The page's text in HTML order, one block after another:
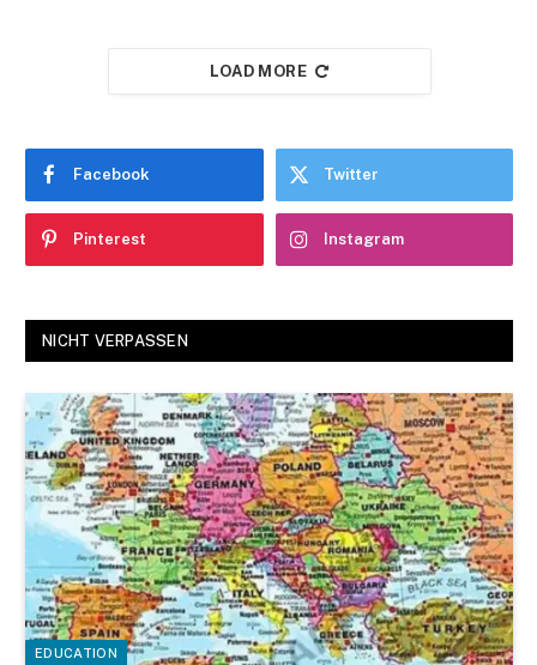
LOAD MORE
Facebook Twitter
Pinterest Instagram
NICHT VERPASSEN
EDUCATION